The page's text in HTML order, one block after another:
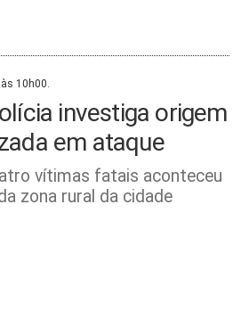
10h00.
investiga origem
em ataque
vítimas fatais aconteceu
zona rural da cidade